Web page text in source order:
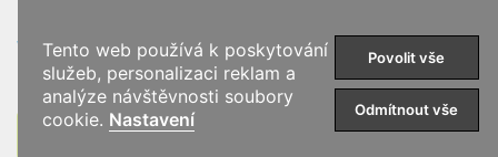
KATEGÓRIE
Tento web používá k poskytování
služeb, personalizaci reklam a
analýze návštěvnosti soubory
cookie. Nastavení
Povolit vše
Odmítnout vše